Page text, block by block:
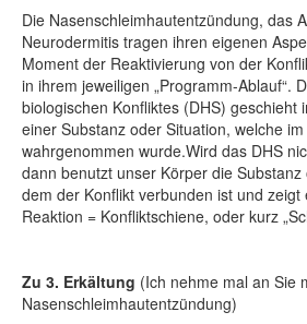
Die Nasenschleimhautentzündung, das
Neurodermitis tragen ihren eigenen
Moment der Reaktivierung von der
in ihrem jeweiligen „Programm-Ablauf“.
biologischen Konfliktes (DHS) geschieht
einer Substanz oder Situation, welche
wahrgenommen wurde.Wird das DHS
dann benutzt unser Körper die
dem der Konflikt verbunden ist und zeigt
Reaktion = Konfliktschiene, oder kurz
Zu 3. Erkältung (Ich nehme mal an Sie
Nasenschleimhautentzündung)